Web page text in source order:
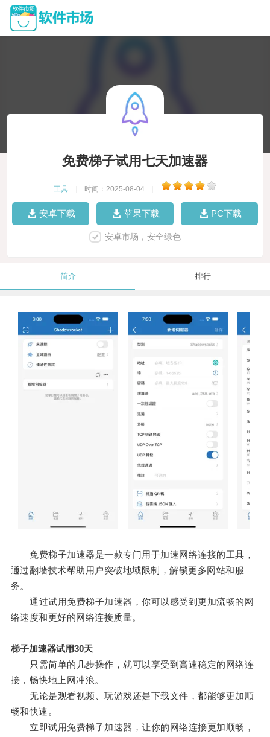
免费梯子试用七天加速器
工具 时间：2025-08-04
安卓下载 苹果下载 PC下载
安卓市场，安全绿色
简介 排行
免费梯子加速器是一款专门用于加速网络连接的工具，
通过翻墙技术帮助用户突破地域限制，解锁更多网站和服
务。
通过试用免费梯子加速器，你可以感受到更加流畅的网
络速度和更好的网络连接质量。
梯子加速器试用30天
只需简单的几步操作，就可以享受到高速稳定的网络连
接，畅快地上网冲浪。
无论是观看视频、玩游戏还是下载文件，都能够更加顺
畅和快速。
立即试用免费梯子加速器，让你的网络连接更加顺畅，